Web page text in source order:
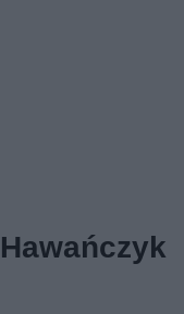
Hawańczyk